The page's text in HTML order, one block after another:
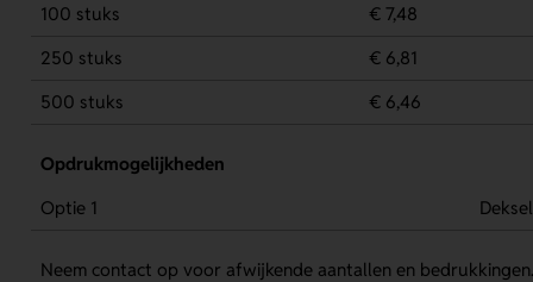
100 stuks
€ 7,48
250 stuks
€ 6,81
500 stuks
€ 6,46
Opdrukmogelijkheden
Optie 1
Deksel
Neem contact op voor afwijkende aantallen en bedrukkingen.